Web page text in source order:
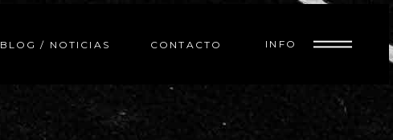
BLOG / NOTICIAS CONTACTO INFO